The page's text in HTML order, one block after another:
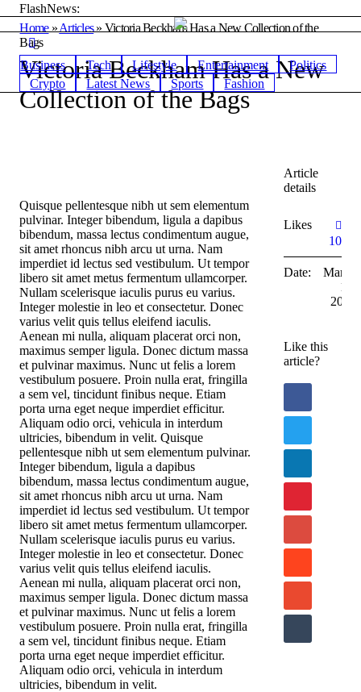
FlashNews:
Business Tech Lifestyle Entertainment
Politics
Crypto
Latest News Sports Fashion
Home»Articles» Victoria Beckham Has a New Collection of the
Bags
Victoria Beckham Has a New
Collection of the Bags
Quisque pellentesque nibh ut sem elementum
pulvinar. Integer bibendum, ligula a dapibus
bibendum, massa lectus condimentum augue,
sit amet rhoncus nibh arcu ut urna. Nam
imperdiet id lectus sed vestibulum. Ut tempor
libero sit amet metus fermentum ullamcorper.
Nullam scelerisque iaculis purus eu varius.
Integer molestie in leo et consectetur. Donec
varius velit quis tellus eleifend iaculis.
Aenean mi nulla, aliquam placerat orci non,
maximus semper ligula. Donec dictum massa
et pulvinar maximus. Nunc ut felis a lorem
vestibulum posuere. Proin nulla erat, fringilla
a sem vel, tincidunt finibus neque. Etiam
porta urna eget neque imperdiet efficitur.
Aliquam odio orci, vehicula in interdum
ultricies, bibendum in velit. Quisque
pellentesque nibh ut sem elementum pulvinar.
Integer bibendum, ligula a dapibus
bibendum, massa lectus condimentum augue,
sit amet rhoncus nibh arcu ut urna. Nam
imperdiet id lectus sed vestibulum. Ut tempor
libero sit amet metus fermentum ullamcorper.
Nullam scelerisque iaculis purus eu varius.
Integer molestie in leo et consectetur. Donec
varius velit quis tellus eleifend iaculis.
Aenean mi nulla, aliquam placerat orci non,
maximus semper ligula. Donec dictum massa
et pulvinar maximus. Nunc ut felis a lorem
vestibulum posuere. Proin nulla erat, fringilla
a sem vel, tincidunt finibus neque. Etiam
porta urna eget neque imperdiet efficitur.
Aliquam odio orci, vehicula in interdum
ultricies, bibendum in velit.
Article
details
Likes:
10
Date:
March
15,
2018
Like this
article?